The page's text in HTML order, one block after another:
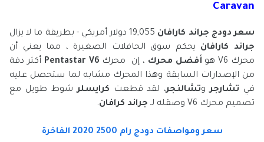
Caravan
سعر دودج جراند كارافان
جراند كارافان يحكم سوق الحافلات الصغيرة ، مما يعني أن
محرك V6 هو
أفضل محرك ، إن محرك Pentastar V6 أكثر دقة
من الإصدارات السابقة وهذا المحرك مشابه لما ستحصل عليه
في تشارجروتشالنجر، لقد قطعت كرايسلرشوط طويل مع
تصميم محرك V6 وصقله لـ
جراند كرافان.
سعر ومواصفات دودج رام 2500 2020 الفاخرة